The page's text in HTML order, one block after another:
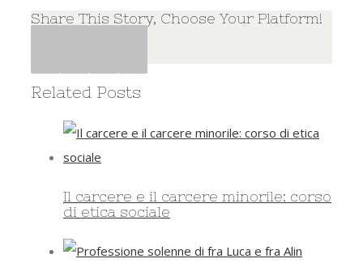
Share This Story, Choose Your Platform!
Related Posts
Il carcere e il carcere minorile: corso
di etica sociale